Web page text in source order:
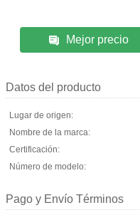
Mejor precio
Datos del producto
Lugar de origen:
Nombre de la marca:
Certificación:
Número de modelo:
Pago y Envío Términos